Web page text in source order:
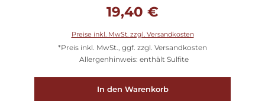
19,40 €
Preise inkl. MwSt. zzgl. Versandkosten
*Preis inkl. MwSt., ggf. zzgl. Versandkosten
Allergenhinweis: enthält Sulfite
In den Warenkorb